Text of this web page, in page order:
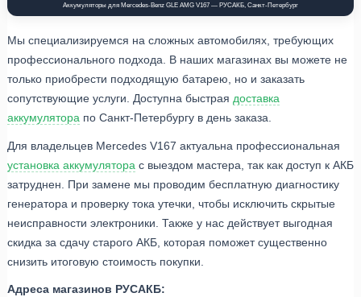
Аккумуляторы для Mercedes-Benz GLE AMG V167 — РУСАКБ, Санкт-Петербург
Мы специализируемся на сложных автомобилях, требующих
профессионального подхода. В наших магазинах вы можете не
только приобрести подходящую батарею, но и заказать
сопутствующие услуги. Доступна быстрая доставка
аккумулятора по Санкт-Петербургу в день заказа.
Для владельцев Mercedes V167 актуальна профессиональная
установка аккумулятора с выездом мастера, так как доступ к АКБ
затруднен. При замене мы проводим бесплатную диагностику
генератора и проверку тока утечки, чтобы исключить скрытые
неисправности электроники. Также у нас действует выгодная
скидка за сдачу старого АКБ, которая поможет существенно
снизить итоговую стоимость покупки.
Адреса магазинов РУСАКБ: